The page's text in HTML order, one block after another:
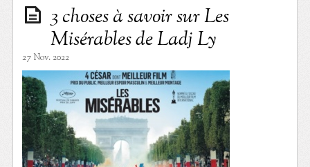
3 choses à savoir sur Les
Misérables de Ladj Ly
27 Nov. 2022